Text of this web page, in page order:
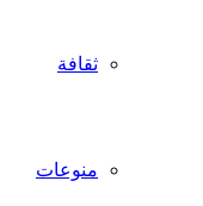
ثقافة
منوعات